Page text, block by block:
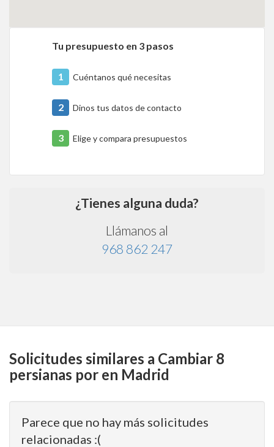
Tu presupuesto en 3 pasos
1 Cuéntanos qué necesitas
2 Dinos tus datos de contacto
3 Elige y compara presupuestos
¿Tienes alguna duda?
Llámanos al
968 862 247
Solicitudes similares a Cambiar 8
persianas por en Madrid
Parece que no hay más solicitudes
relacionadas :(